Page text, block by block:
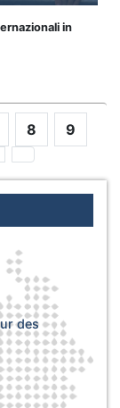
des
in
8
9